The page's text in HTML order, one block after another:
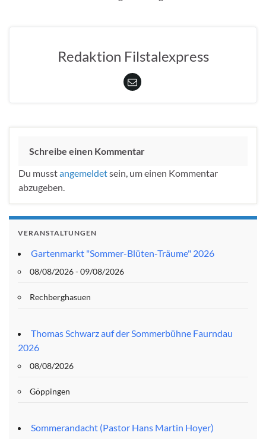
Redaktion Filstalexpress
Schreibe einen Kommentar
Du musstangemeldetsein, um einen Kommentar
abzugeben.
VERANSTALTUNGEN
Gartenmarkt "Sommer-Blüten-Träume" 2026
08/08/2026 - 09/08/2026
Rechberghasuen
Thomas Schwarz auf der Sommerbühne Faurndau
2026
08/08/2026
Göppingen
Sommerandacht (Pastor Hans Martin Hoyer)